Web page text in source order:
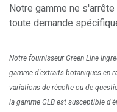
Notre gamme ne
toute demande
Notre fournisseur Green Line
gamme d'extraits botaniques en
variations de récolte ou de
la gamme GLB est susceptible